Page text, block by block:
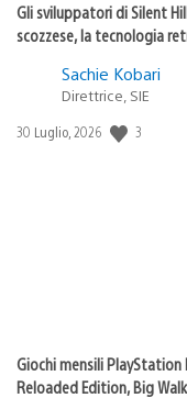
Gli sviluppatori di Silent
scozzese, la tecnologia
Sachie Kobari
Direttrice, SIE
Data
30 Luglio, 2026 3
Giochi mensili
Reloaded Edition, Big